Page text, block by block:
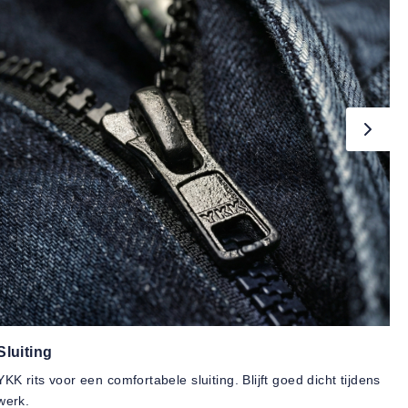
rits voor een comfortabele sluiting. Blijft goed dicht tijdens